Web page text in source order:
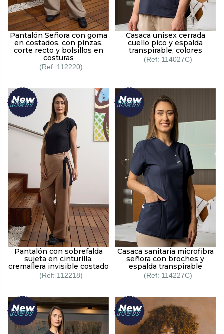
Pantalón Señora con goma
en costados, con pinzas,
corte recto y bolsillos en
costuras
112220
Casaca unisex cerrada
cuello pico y espalda
transpirable, colores
114027C
Pantalón con sobrefalda
sujeta en cinturilla,
cremallera invisible costado
112218
Casaca sanitaria microfibra
señora con broches y
espalda transpirable
114227C